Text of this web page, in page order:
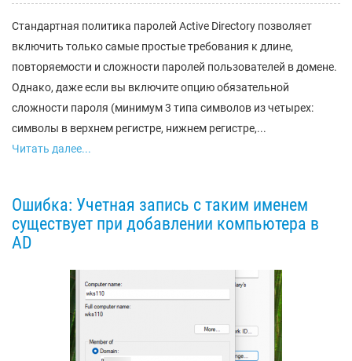
Стандартная политика паролей Active Directory позволяет
включить только самые простые требования к длине,
повторяемости и сложности паролей пользователей в домене.
Однако, даже если вы включите опцию обязательной
сложности пароля (минимум 3 типа символов из четырех:
символы в верхнем регистре, нижнем регистре,...
Читать далее...
Ошибка: Учетная запись с таким именем
существует при добавлении компьютера в
AD